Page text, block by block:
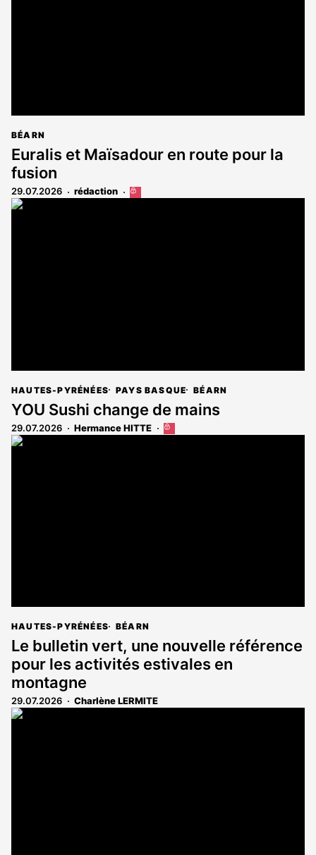
BÉARN
Euralis et Maïsadour en route pour la
fusion
29.07.2026 rédaction
Cet
HAUTES-PYRÉNÉES PAYS BASQUE BÉARN
YOU Sushi change de mains
29.07.2026 Hermance HITTE
Cet
HAUTES-PYRÉNÉES BÉARN
Le bulletin vert, une nouvelle référence
pour les activités estivales en
montagne
29.07.2026 Charlène LERMITE